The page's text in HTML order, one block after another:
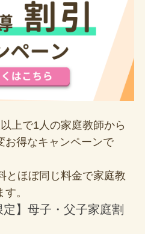
上で1人の家庭教師から
お得なキャンペーンで
とほぼ同じ料金で家庭教
。
定】母子・父子家庭割